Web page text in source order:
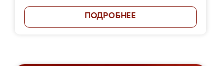
ПОДРОБНЕЕ